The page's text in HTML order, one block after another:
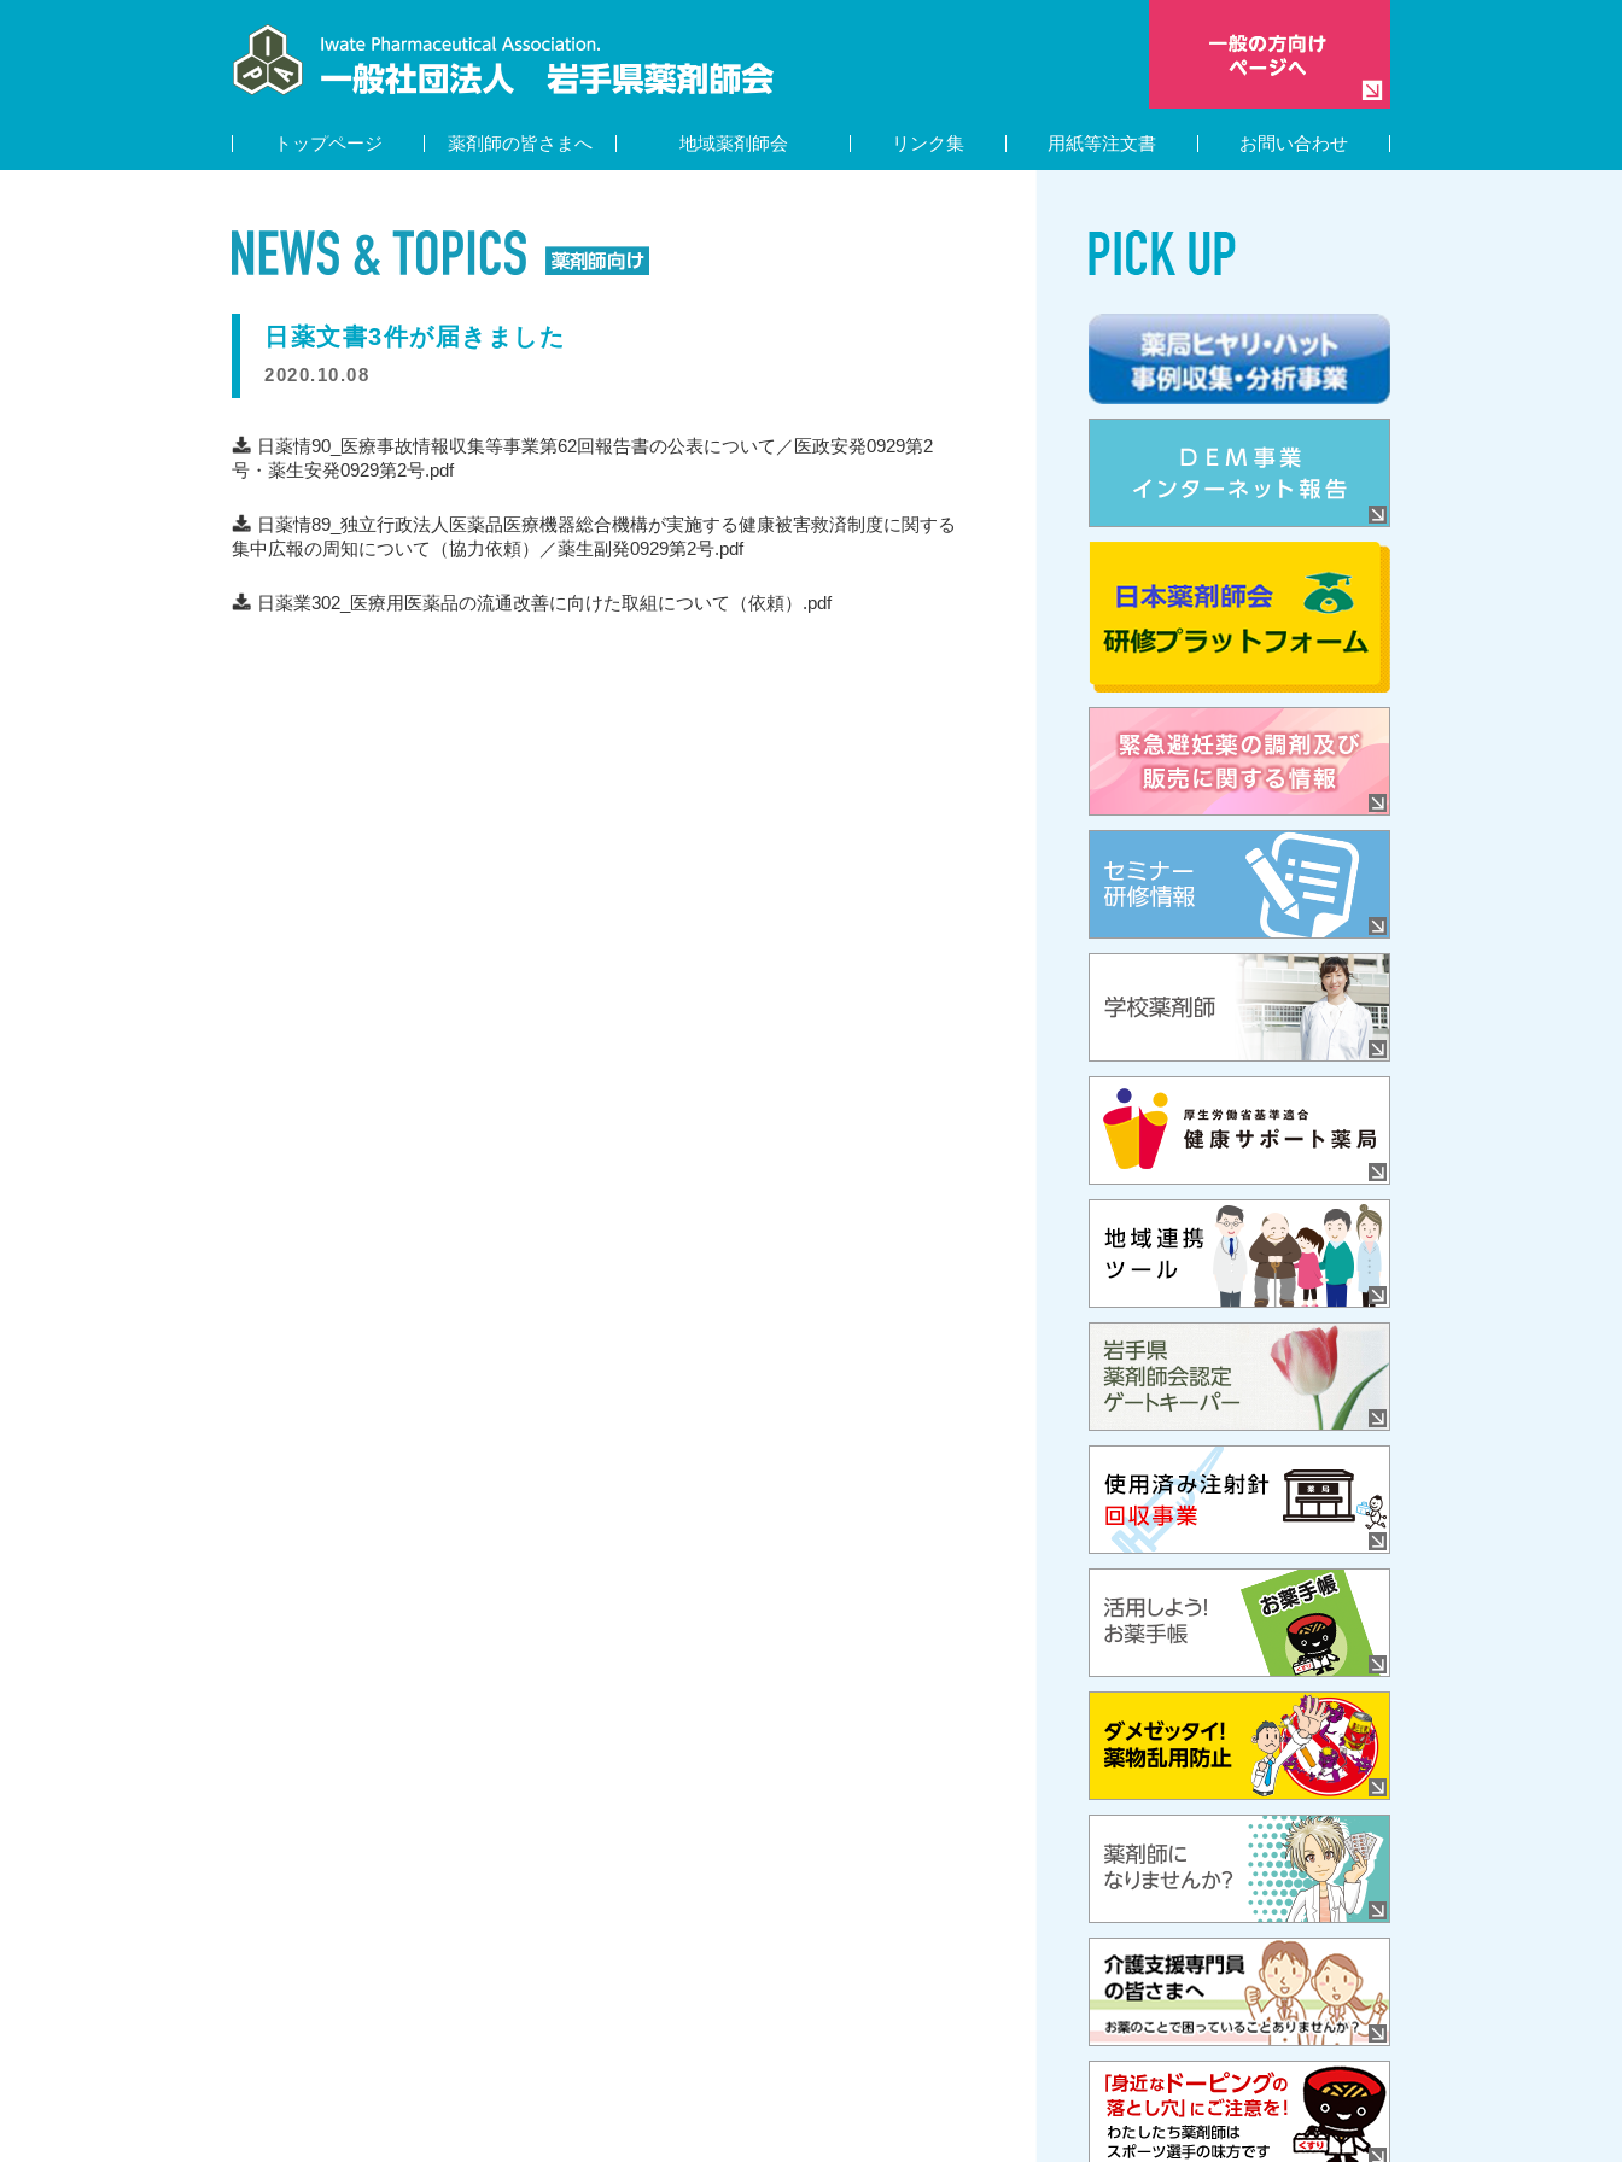
トップページ 薬剤師の皆さまへ 地域薬剤師会 リンク集 用紙等注文書 お問い合わせ
日薬文書3件が届きました
2020.10.08
日薬情90_医療事故情報収集等事業第62回報告書の公表について／医政安発0929第2
号・薬生安発0929第2号.pdf
日薬情89_独立行政法人医薬品医療機器総合機構が実施する健康被害救済制度に関する
集中広報の周知について（協力依頼）／薬生副発0929第2号.pdf
日薬業302_医療用医薬品の流通改善に向けた取組について（依頼）.pdf